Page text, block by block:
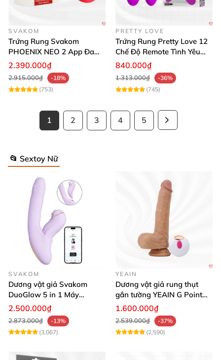
SVAKOM
Trứng Rung Svakom
PHOENIX NEO 2 App Đa
Chức Năng Hấp Dẫn
2.390.000₫
2.915.000₫
-18%
(753)
PRETTY LOVE
Trứng Rung Pretty Love 12
Chế Độ Remote Tình Yêu
Kích Thích
840.000₫
1.313.000₫
-36%
(745)
1 2 3 4 5
📂 Sextoy Nữ
SVAKOM
Dương vật giả Svakom
DuoGlow 5 in 1 Máy
Massage Điểm G & Âm Vật
Điều Khiển App
2.500.000₫
2.873.000₫
-13%
(3,067)
YEAIN
Dương vật giả rung thụt
gắn tường YEAIN G Point
siêu thực điều khiển từ xa
1.600.000₫
2.539.000₫
-37%
(2,590)